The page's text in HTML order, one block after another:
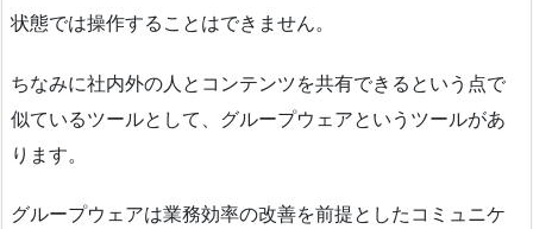
状態では操作することはできません。
ちなみに社内外の人とコンテンツを共有できるという点で
似ているツールとして、グループウェアというツールがあ
ります。
グループウェアは業務効率の改善を前提としたコミュニケ